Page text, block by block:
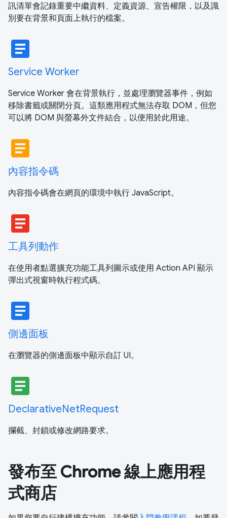
訊清單會記錄重要中繼資料、定義資源、宣告權限，以及識
別要在背景和頁面上執行的檔案。
article
Service Worker
Service Worker 會在背景執行，並處理瀏覽器事件，例如
移除書籤或關閉分頁。這類應用程式無法存取 DOM，但您
可以將 DOM 與螢幕外文件結合，以便用於此用途。
article
內容指令碼
內容指令碼會在網頁的環境中執行 JavaScript。
article
工具列動作
在使用者點選擴充功能工具列圖示或使用 Action API 顯示
彈出式視窗時執行程式碼。
article
側邊面板
在瀏覽器的側邊面板中顯示自訂 UI。
article
DeclarativeNetRequest
攔截、封鎖或修改網路要求。
發布至 Chrome 線上應用程
式商店